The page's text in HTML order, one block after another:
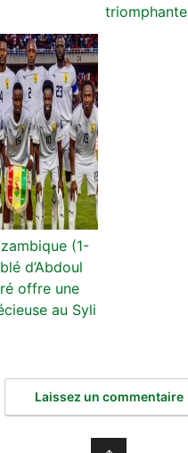
triomphante
(1-
d’Abdoul
offre une
au Syli
Laissez un commentaire